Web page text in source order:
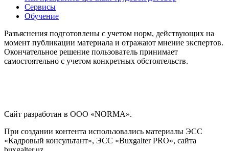
Сервисы
Обучение
Разъяснения подготовлены с учетом норм, действующих на
момент публикации материала и отражают мнение экспертов.
Окончательное решение пользователь принимает
самостоятельно с учетом конкретных обстоятельств.
Сайт разработан в ООО «NORMA».
При создании контента использовались материалы ЭСС
«Кадровый консультант», ЭСС «Buxgalter PRO», сайта